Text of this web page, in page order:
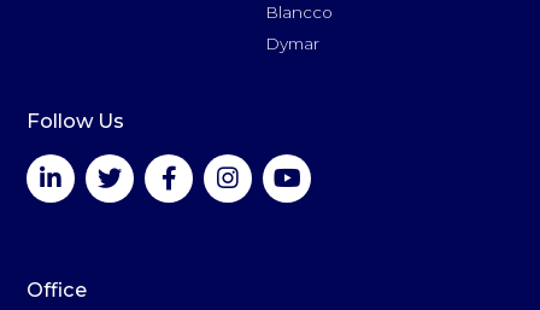
Blancco
Dymar
Follow Us
Office